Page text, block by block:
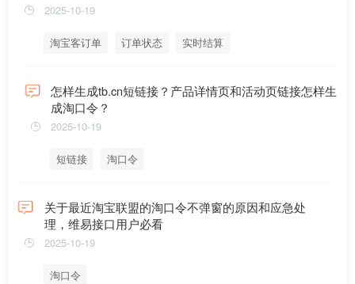
2025-10-19
淘宝客订单 订单状态 实时结算
怎样生成tb.cn短链接？产品详情页和活动页链接怎样生
成淘口令？
2025-10-19
短链接 淘口令
关于最近淘宝联盟的淘口令不弹窗的原因和应急处
理，维易接口用户必看
2025-10-19
淘口令